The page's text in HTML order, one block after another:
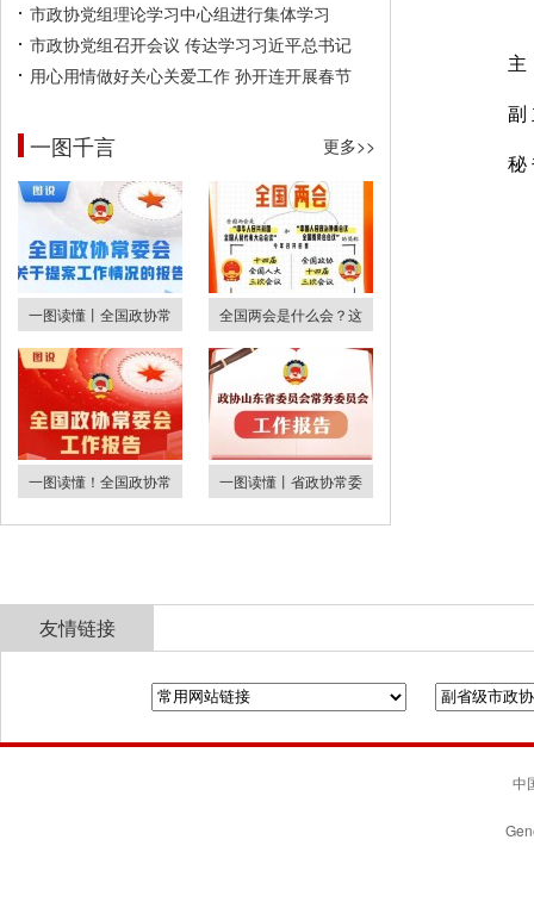
市政协党组理论学习中心组进行集体学习
市政协党组召开会议 传达学习习近平总书记
用心用情做好关心关爱工作 孙开连开展春节
一图千言 更多>>
一图读懂丨全国政协常 全国两会是什么会？这
一图读懂！全国政协常 一图读懂丨省政协常委
主
副
秘
友情链接
中